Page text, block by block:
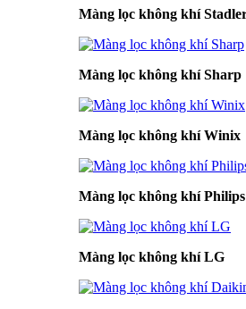
Màng lọc không khí
Màng lọc không khí Sharp
Màng lọc không khí Winix
Màng lọc không khí Philips
Màng lọc không khí LG